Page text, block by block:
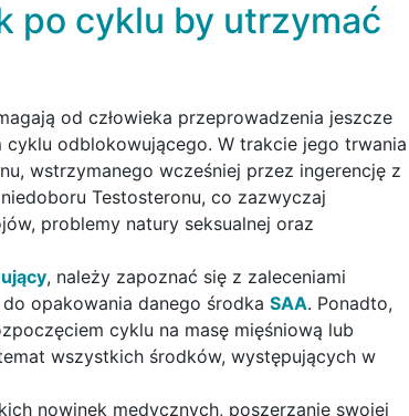
po cyklu by utrzymać
od człowieka przeprowadzenia jeszcze
odblokowującego. W trakcie jego trwania
wstrzymanego wcześniej przez ingerencję z
Testosteronu, co zazwyczaj
problemy natury seksualnej oraz
, należy zapoznać się z zaleceniami
opakowania danego środka SAA. Ponadto,
cyklu na masę mięśniową lub
wszystkich środków, występujących w
nowinek medycznych, poszerzanie swojej